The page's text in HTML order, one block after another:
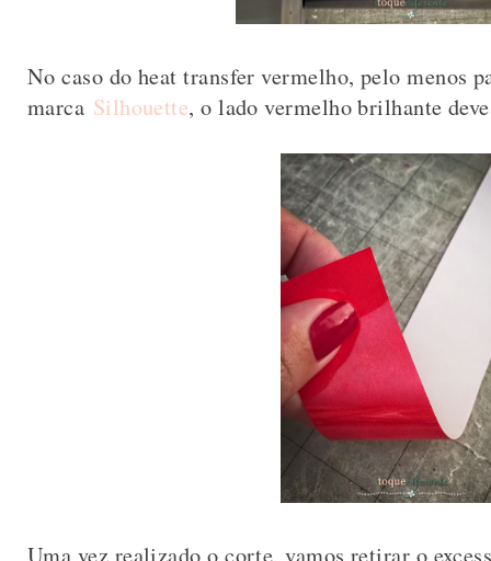
No caso do heat transfer vermelho, pelo menos
marca Silhouette, o lado vermelho brilhante
Uma vez realizado o corte, vamos retirar o